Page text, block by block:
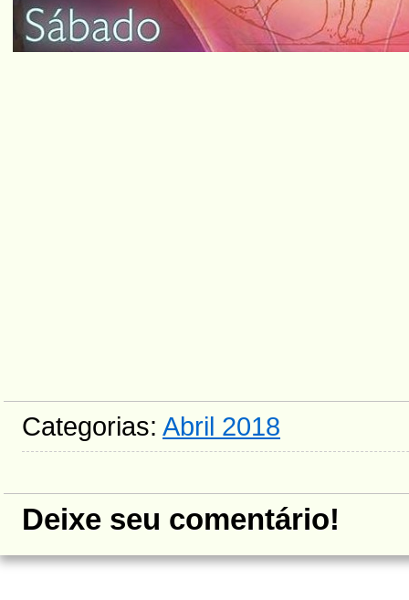
Categorias: Abril 2018
Deixe seu comentário!